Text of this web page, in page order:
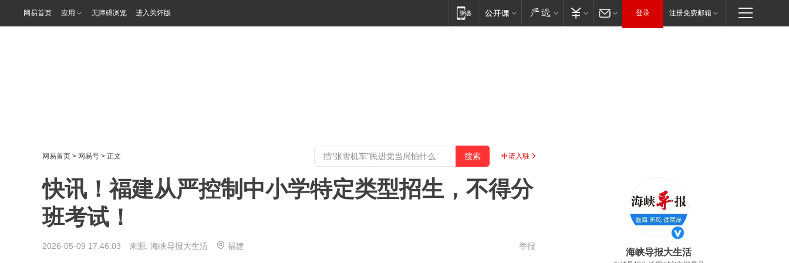
网易首页 应用 无障碍浏览 进入关怀版 登录 注册免费邮箱
网易首页 > 网易号 > 正文 申请入驻
快讯！福建从严控制中小学特定类型招生，不得分
班考试！
2026-05-09 17:46:03 来源: 海峡导报大生活 福建 举报
海峡导报大生活